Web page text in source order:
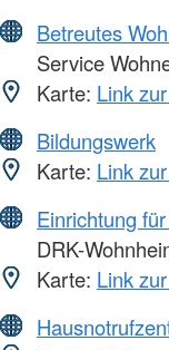
Betreutes
Service
Karte: Link
Bildungswerk
Karte: Link
Einrichtung
DRK-
Karte: Link